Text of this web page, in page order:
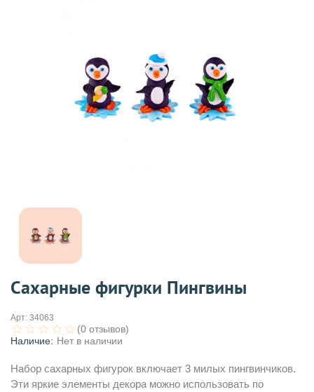
Сахарные фигурки Пингвины
Арт: 34063
(0 отзывов)
Наличие: Нет в наличии
Набор сахарных фигурок включает 3 милых пингвинчиков.
Эти яркие элементы декора можно использовать по